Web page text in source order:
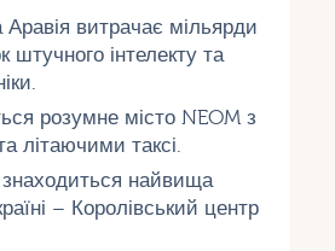
Аравія витрачає мільярди
штучного інтелекту та
розумне місто NEOM з
літаючими таксі.
знаходиться найвища
– Королівський центр